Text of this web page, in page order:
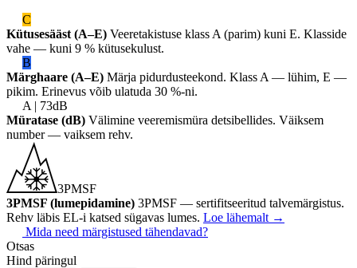
C
Kütusesääst (A–E) Veeretakistuse klass A (parim) kuni E. Klasside
vahe — kuni 9 % kütusekulust.
B
Märghaare (A–E) Märja pidurdusteekond. Klass A — lühim, E —
pikim. Erinevus võib ulatuda 30 %-ni.
A | 73dB
Müratase (dB) Välimine veeremismüra detsibellides. Väiksem
number — vaiksem rehv.
3PMSF
3PMSF (lumepidamine) 3PMSF — sertifitseeritud talvemärgistus.
Rehv läbis EL-i katsed sügavas lumes. Loe lähemalt →
Mida need märgistused tähendavad?
Otsas
Hind päringul